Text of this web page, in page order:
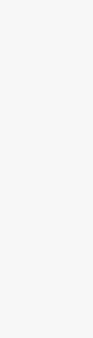
Encerro esse
lembrança
futebol que
limbo da
parceiros da
uma única
Alexandre
Vespasiano a
Carta do
“Tito, meu
pó e tu,
ajudem nesta
tempestades
vulcões e os
que posso
construção do